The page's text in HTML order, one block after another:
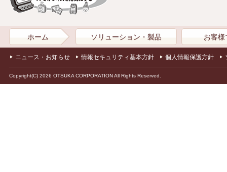
ホーム ソリューション・製品 お客様
ニュース・お知らせ 情報セキュリティ基本方針 個人情報保護方針
Copyright(C) 2026 OTSUKA CORPORATION All Rights Reserved.